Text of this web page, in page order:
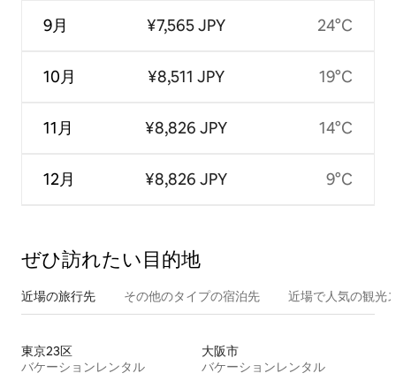
9月
10月
11月
12月
¥7,565 JPY
¥8,511 JPY
¥8,826 JPY
¥8,826 JPY
24°C
19°C
14°C
9°C
ぜひ訪⁠れ⁠た⁠い目⁠的⁠地
近場の旅行先 その他のタ⁠イ⁠プ⁠の宿⁠泊⁠先 近場で人気の観光
東京23区
バケーションレンタル
大阪市
バケーションレンタル